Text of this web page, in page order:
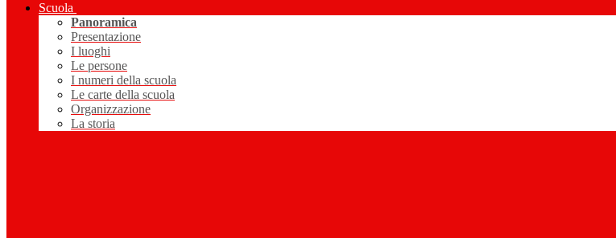
Scuola
Panoramica
Presentazione
I luoghi
Le persone
I numeri della scuola
Le carte della scuola
Organizzazione
La storia